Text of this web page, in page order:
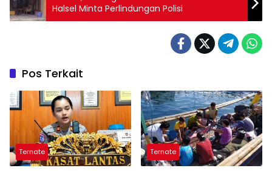
Halsel Minta Perlindungan Polisi
Pos Terkait
Ternate Ternate